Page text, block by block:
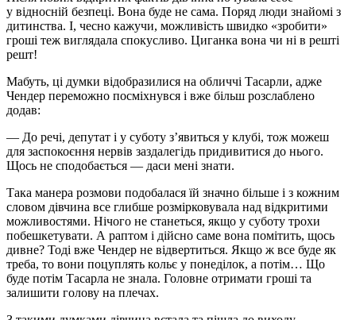
у відносній безпеці. Вона буде не сама. Поряд люди знайомі з
дитинства. І, чесно кажучи, можливість швидко «зробити»
гроші теж виглядала спокусливо. Циганка вона чи ні в решті
решт!
Мабуть, ці думки відобразилися на обличчі Тасарли, адже
Чендер переможно посміхнувся і вже більш розслаблено
додав:
— До речі, депутат і у суботу з’явиться у клубі, тож можеш
для заспокоєння нервів заздалегідь придивитися до нього.
Щось не сподобається — даси мені знати.
Така манера розмови подобалася їй значно більше і з кожним
словом дівчина все глибше розмірковувала над відкритими
можливостями. Нічого не станеться, якщо у суботу трохи
побешкетувати. А раптом і дійсно саме вона помітить, щось
дивне? Тоді вже Чендер не відвертиться. Якщо ж все буде як
треба, то вони поцуплять кольє у понеділок, а потім… Що
буде потім Тасарла не знала. Головне отримати гроші та
залишити голову на плечах.